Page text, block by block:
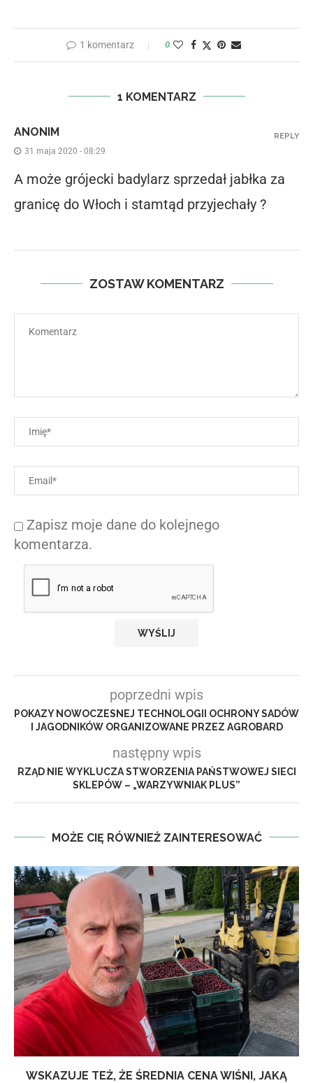
1 komentarz 0
1 KOMENTARZ
ANONIM
31 maja 2020 - 08:29
A może grójecki badylarz sprzedał jabłka za
granicę do Włoch i stamtąd przyjechały ?
REPLY
ZOSTAW KOMENTARZ
Zapisz moje dane do kolejnego
komentarza.
poprzedni wpis
POKAZY NOWOCZESNEJ TECHNOLOGII OCHRONY SADÓW
I JAGODNIKÓW ORGANIZOWANE PRZEZ AGROBARD
następny wpis
RZĄD NIE WYKLUCZA STWORZENIA PAŃSTWOWEJ SIECI
SKLEPÓW – „WARZYWNIAK PLUS”
MOŻE CIĘ RÓWNIEŻ ZAINTERESOWAĆ
WSKAZUJE TEŻ, ŻE ŚREDNIA CENA WIŚNI, JAKĄ